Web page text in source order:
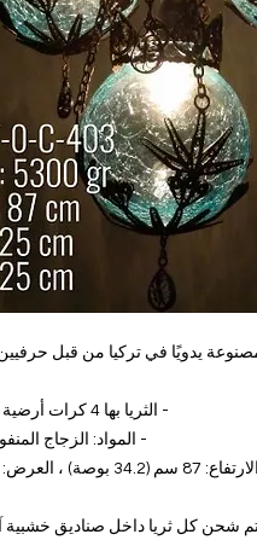
مصنوعة يدويًا في تركيا من قبل
- الثريا بها 4 كرات أرضية يدوية الصنع (أزرق)
- المواد: الزجاج
، العرض: 25 سم (9.8 بوصة)